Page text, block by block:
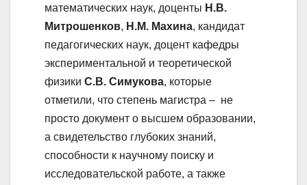
математических наук, доценты Н.В.
Митрошенков, Н.М. Махина, кандидат
педагогических наук, доцент кафедры
экспериментальной и теоретической
физики С.В. Симукова, которые
отметили, что степень магистра – не
просто документ о высшем образовании,
а свидетельство глубоких знаний,
способности к научному поиску и
исследовательской работе, а также